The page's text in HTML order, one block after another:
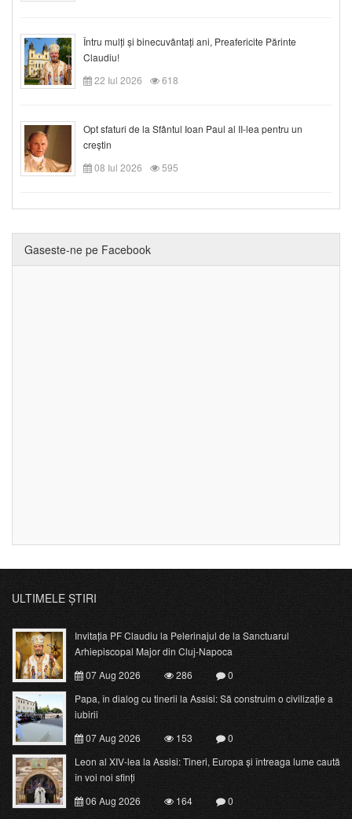
Întru mulți și binecuvântați ani, Preafericite Părinte
Claudiu!
22 Iul 2026
618
Opt sfaturi de la Sfântul Ioan Paul al II-lea pentru un
creștin
08 Iul 2026
595
Gaseste-ne pe Facebook
ULTIMELE ȘTIRI
Invitația PF Claudiu la Pelerinajul de la Sanctuarul
Arhiepiscopal Major din Cluj-Napoca
07 Aug 2026
286
0
Papa, în dialog cu tinerii la Assisi: Să construim o civilizație a
iubirii
07 Aug 2026
153
0
Leon al XIV-lea la Assisi: Tineri, Europa și întreaga lume caută
în voi noi sfinți
06 Aug 2026
164 0